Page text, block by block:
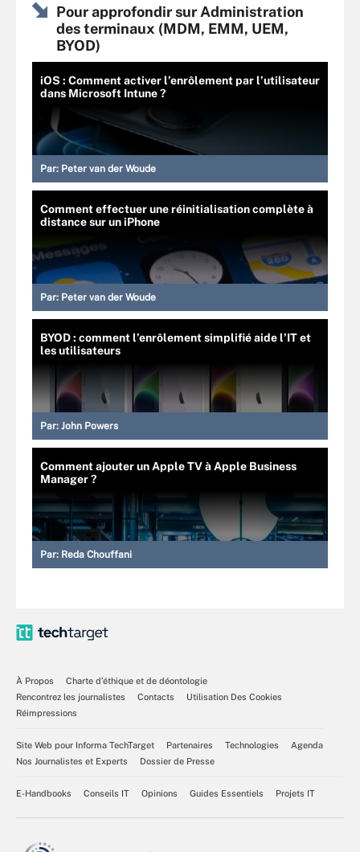
Pour approfondir sur Administration
des terminaux (MDM, EMM, UEM,
BYOD)
iOS : Comment activer l’enrôlement par l’utilisateur
dans Microsoft Intune ?
Par: Peter van der Woude
Comment effectuer une réinitialisation complète à
distance sur un iPhone
Par: Peter van der Woude
BYOD : comment l’enrôlement simplifié aide l’IT et
les utilisateurs
Par: John Powers
Comment ajouter un Apple TV à Apple Business
Manager ?
Par: Reda Chouffani
À Propos
Charte d’éthique et de déontologie
Rencontrez les journalistes
Contacts
Utilisation Des Cookies
Réimpressions
Site Web pour Informa TechTarget Partenaires Technologies
Agenda
Nos Journalistes et Experts
Dossier de Presse
E-Handbooks Conseils IT Opinions Guides Essentiels Projets IT